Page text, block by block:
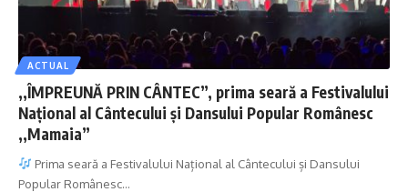
ACTUAL
,,ÎMPREUNĂ PRIN CÂNTEC”, prima seară a Festivalului
Național al Cântecului și Dansului Popular Românesc
,,Mamaia”
Prima seară a Festivalului Național al Cântecului și Dansului
Popular Românesc…